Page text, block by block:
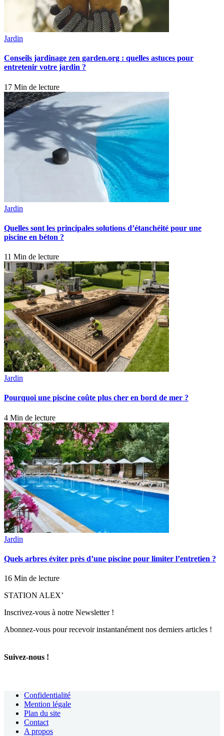
Jardin
Conseils jardinage zen garden.org : quelles astuces pour
entretenir votre jardin ?
17 Min de lecture
Jardin
Quelles sont les principales solutions d’étanchéité pour une
piscine en béton ?
11 Min de lecture
Jardin
Pourquoi une piscine coûte plus cher en bord de mer ?
4 Min de lecture
Jardin
Quels arbres éviter près d’une piscine pour limiter l’entretien ?
16 Min de lecture
STATION ALEX’
Inscrivez-vous à notre Newsletter !
Abonnez-vous pour recevoir instantanément nos derniers articles !
Suivez-nous !
Confidentialité
Mention légale
Plan du site
Contact
A propos